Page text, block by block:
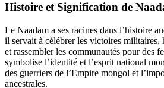
Histoire et Signification de
Le Naadam a ses racines dans l’histoire
il servait à célébrer les victoires militaires,
et rassembler les communautés pour des
symbolise l’identité et l’esprit national
des guerriers de l’Empire mongol et
ancestrales.